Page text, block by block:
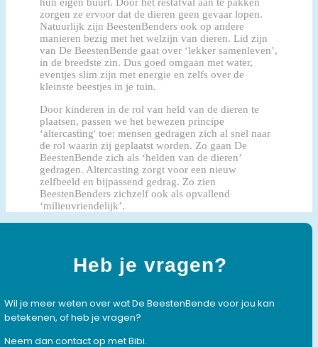
zorgen ze ervoor dat de dieren geen gevaar lopen.
Natuurlijk zijn BeestenBenders ook op andere
manieren bezig met het welzijn van dieren. Lid zijn
van De BeestenBende gaat over ‘lekker samenleven’,
in de breedste zin. Dus goed omgaan met water,
eventjes slim zijn met energie en zelfs over de
kleinste beestjes in je tuin.
Door kinderen in de rol van held van de dieren te
plaatsen, passen we het bewezen principe
‘altercasting' toe: mensen gedragen zich al snel naar
de rol waarin zij geplaatst worden. Zo gaan De
BeestenBende zich als ‘helden van de dieren’
gedragen. Altercasting zorgt voor een nieuw
zelfbeeld en bijpassend gedrag. Zo zien
BeestenBenders zichzelf ook als opvallend
‘milieuvriendelijk’.
Heb je vragen?
Wil je meer weten over wat De BeestenBende voor jou kan
betekenen, of heb je vragen?
Neem dan contact op met Bibi.